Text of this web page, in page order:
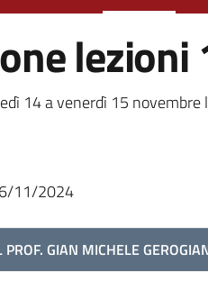
14 a venerdì 15
11/2024
GIAN MICHELE